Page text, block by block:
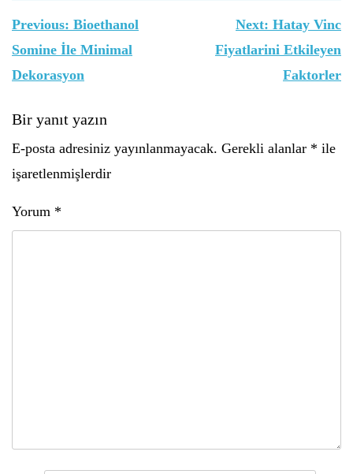
Yazı
gezinmesi
Previous: Bioethanol
Somine İle Minimal
Dekorasyon
Next: Hatay Vinc
Fiyatlarini Etkileyen
Faktorler
Bir yanıt yazın
E-posta adresiniz yayınlanmayacak. Gerekli alanlar * ile
işaretlenmişlerdir
Yorum *